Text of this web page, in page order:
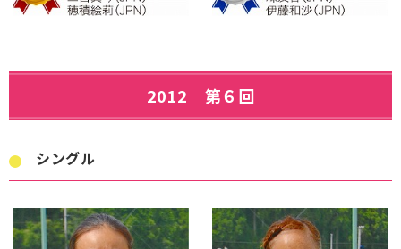
2012 第６回
シングル